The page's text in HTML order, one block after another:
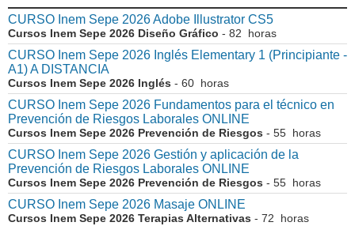
CURSO Inem Sepe 2026 Adobe Illustrator CS5
Cursos Inem Sepe 2026 Diseño Gráfico - 82 horas
CURSO Inem Sepe 2026 Inglés Elementary 1 (Principiante -
A1) A DISTANCIA
Cursos Inem Sepe 2026 Inglés - 60 horas
CURSO Inem Sepe 2026 Fundamentos para el técnico en
Prevención de Riesgos Laborales ONLINE
Cursos Inem Sepe 2026 Prevención de Riesgos - 55 horas
CURSO Inem Sepe 2026 Gestión y aplicación de la
Prevención de Riesgos Laborales ONLINE
Cursos Inem Sepe 2026 Prevención de Riesgos - 55 horas
CURSO Inem Sepe 2026 Masaje ONLINE
Cursos Inem Sepe 2026 Terapias Alternativas - 72 horas